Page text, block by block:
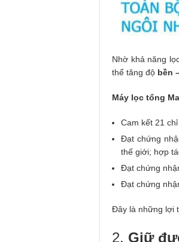
Nhờ khả năng
thể tăng độ bền
Máy lọc tổng
Cam kết 21
Đạt chứng
thế giới; hợp
Đạt chứng
Đạt chứng
Đây là những lợi
2. Giữ